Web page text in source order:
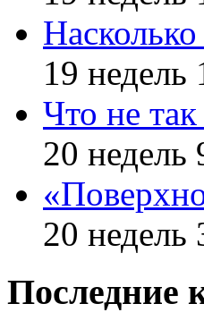
19 недель
Что не
20 недель
20 недель
Последние